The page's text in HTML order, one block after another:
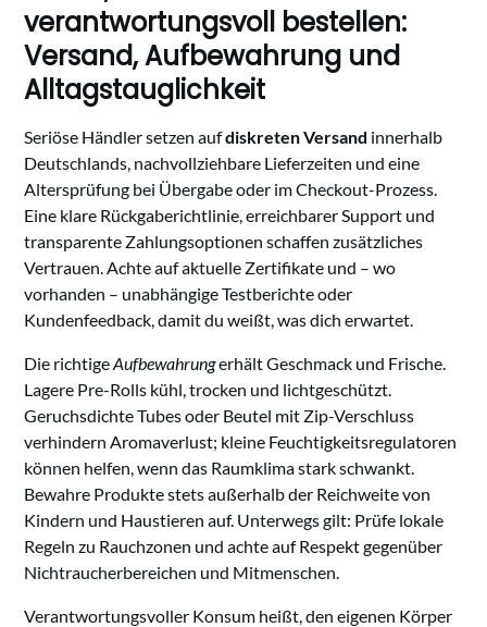
verantwortungsvoll bestellen:
Versand, Aufbewahrung und
Alltagstauglichkeit
Seriöse Händler setzen aufdiskreten Versand innerhalb
Deutschlands, nachvollziehbare Lieferzeiten und eine
Altersprüfung bei Übergabe oder im Checkout-Prozess.
Eine klare Rückgaberichtlinie, erreichbarer Support und
transparente Zahlungsoptionen schaffen zusätzliches
Vertrauen. Achte auf aktuelle Zertifikate und – wo
vorhanden – unabhängige Testberichte oder
Kundenfeedback, damit du weißt, was dich erwartet.
Die richtigeAufbewahrungerhält Geschmack und Frische.
Lagere Pre-Rolls kühl, trocken und lichtgeschützt.
Geruchsdichte Tubes oder Beutel mit Zip-Verschluss
verhindern Aromaverlust; kleine Feuchtigkeitsregulatoren
können helfen, wenn das Raumklima stark schwankt.
Bewahre Produkte stets außerhalb der Reichweite von
Kindern und Haustieren auf. Unterwegs gilt: Prüfe lokale
Regeln zu Rauchzonen und achte auf Respekt gegenüber
Nichtraucherbereichen und Mitmenschen.
Verantwortungsvoller Konsum heißt, den eigenen Körper